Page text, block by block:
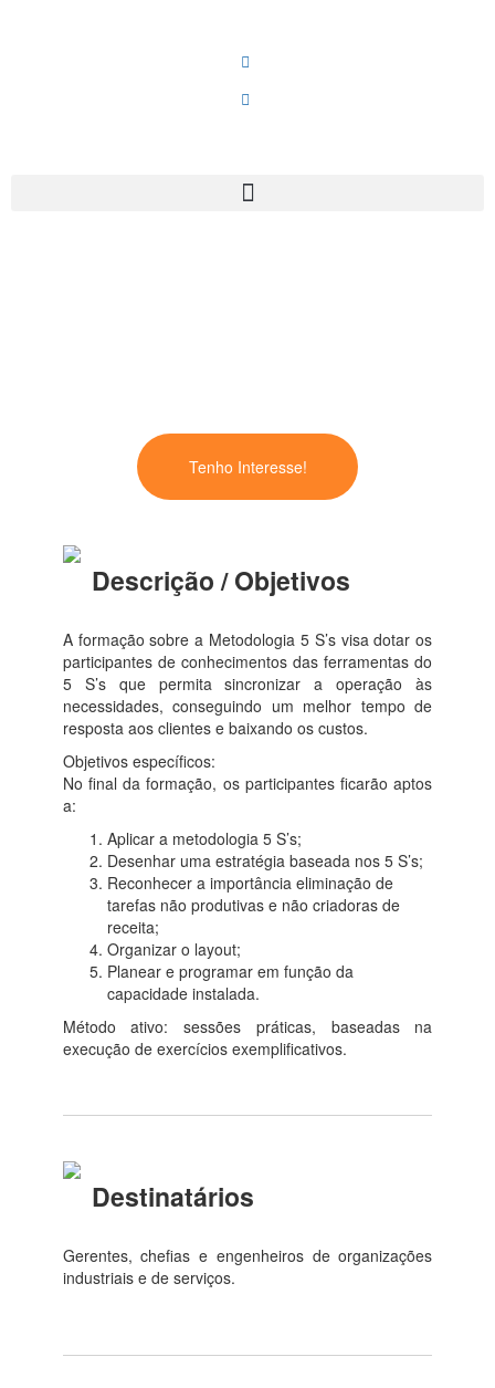
Tenho Interesse!
Descrição / Objetivos
A formação sobre a Metodologia 5 S’s visa dotar os
participantes de conhecimentos das ferramentas do
5 S’s que permita sincronizar a operação às
necessidades, conseguindo um melhor tempo de
resposta aos clientes e baixando os custos.
Objetivos específicos:
No final da formação, os participantes ficarão aptos
a:
Aplicar a metodologia 5 S’s;
Desenhar uma estratégia baseada nos 5 S’s;
Reconhecer a importância eliminação de
tarefas não produtivas e não criadoras de
receita;
Organizar o layout;
Planear e programar em função da
capacidade instalada.
Método ativo: sessões práticas, baseadas na
execução de exercícios exemplificativos.
Destinatários
Gerentes, chefias e engenheiros de organizações
industriais e de serviços.